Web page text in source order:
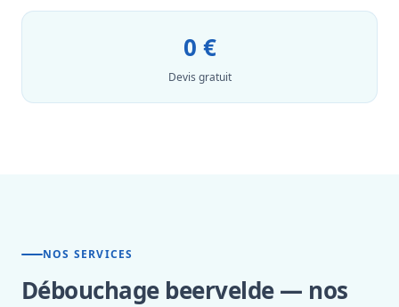
0 €
Devis gratuit
NOS SERVICES
Débouchage beervelde — nos